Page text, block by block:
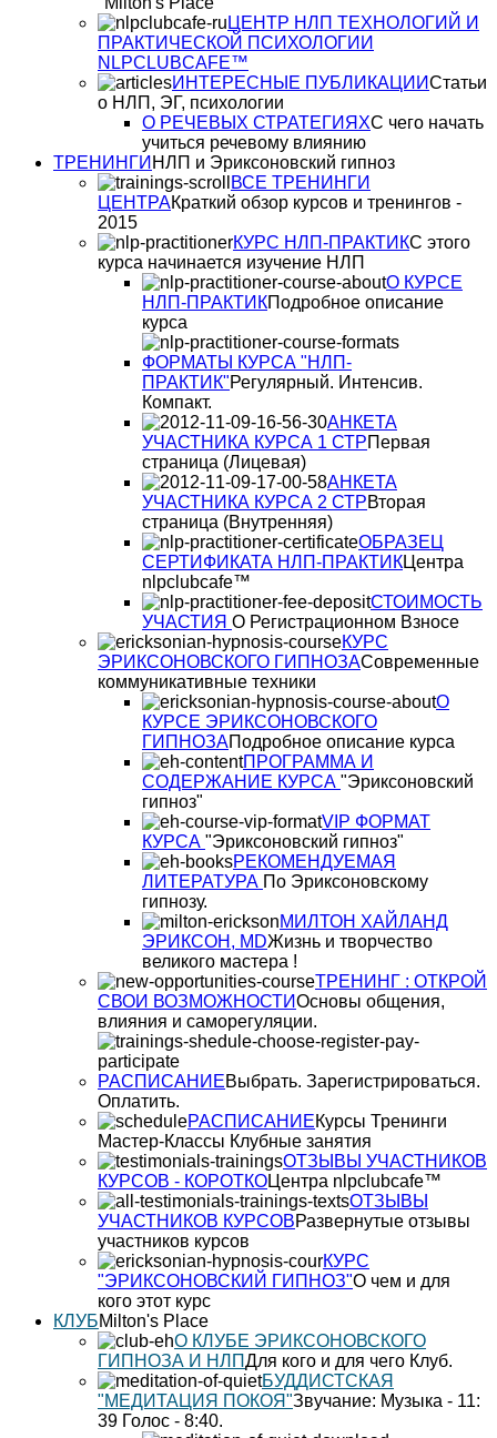
ЦЕНТР НЛП ТЕХНОЛОГИЙ И
ПРАКТИЧЕСКОЙ ПСИХОЛОГИИ
NLPCLUBCAFE™
ИНТЕРЕСНЫЕ ПУБЛИКАЦИИСтатьи
о НЛП, ЭГ, психологии
О РЕЧЕВЫХ СТРАТЕГИЯХС чего начать
учиться речевому влиянию
ТРЕНИНГИ НЛП и Эриксоновский гипноз
ВСЕ ТРЕНИНГИ
ЦЕНТРАКраткий обзор курсов и тренингов -
2015
КУРС НЛП-ПРАКТИКС этого
курса начинается изучение НЛП
О КУРСЕ
НЛП-ПРАКТИКПодробное описание
курса
ФОРМАТЫ КУРСА "НЛП-
ПРАКТИК"Регулярный. Интенсив.
Компакт.
АНКЕТА
УЧАСТНИКА КУРСА 1 СТРПервая
страница (Лицевая)
АНКЕТА
УЧАСТНИКА КУРСА 2 СТРВторая
страница (Внутренняя)
ОБРАЗЕЦ
СЕРТИФИКАТА НЛП-ПРАКТИКЦентра
nlpclubcafe™
СТОИМОСТЬ
УЧАСТИЯ О Регистрационном Взносе
КУРС
ЭРИКСОНОВСКОГО ГИПНОЗАСовременные
коммуникативные техники
О
КУРСЕ ЭРИКСОНОВСКОГО
ГИПНОЗАПодробное описание курса
ПРОГРАММА И
СОДЕРЖАНИЕ КУРСА "Эриксоновский
гипноз"
VIP ФОРМАТ
КУРСА "Эриксоновский гипноз"
РЕКОМЕНДУЕМАЯ
ЛИТЕРАТУРА По Эриксоновскому
гипнозу.
МИЛТОН ХАЙЛАНД
ЭРИКСОН, MDЖизнь и творчество
великого мастера !
ТРЕНИНГ : ОТКРОЙ
СВОИ ВОЗМОЖНОСТИОсновы общения,
влияния и саморегуляции.
РАСПИСАНИЕВыбрать. Зарегистрироваться.
Оплатить.
РАСПИСАНИЕКурсы Тренинги
Мастер-Классы Клубные занятия
ОТЗЫВЫ УЧАСТНИКОВ
КУРСОВ - КОРОТКОЦентра nlpclubcafe™
ОТЗЫВЫ
УЧАСТНИКОВ КУРСОВРазвернутые отзывы
участников курсов
КУРС
"ЭРИКСОНОВСКИЙ ГИПНОЗ"О чем и для
кого этот курс
КЛУБMilton's Place
О КЛУБЕ ЭРИКСОНОВСКОГО
ГИПНОЗА И НЛПДля кого и для чего Клуб.
БУДДИСТСКАЯ
"МЕДИТАЦИЯ ПОКОЯ"Звучание: Музыка - 11:
39 Голос - 8:40.